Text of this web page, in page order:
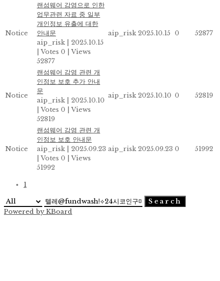
Notice
랜섬웨어 감염으로 인한
업무관련 자료 중 일부
개인정보 유출에 대한
안내문
aip_risk
2025.10.15
Votes 0
Views
52877
aip_risk 2025.10.15 0 52877
Notice
랜섬웨어 감염 관련 개
인정보 보호 추가 안내
문
aip_risk
2025.10.10
Votes 0
Views
52819
aip_risk 2025.10.10 0 52819
Notice
랜섬웨어 감염 관련 개
인정보 보호 안내문
aip_risk
2025.09.23
Votes 0
Views
51992
aip_risk 2025.09.23 0 51992
1
Search
Powered by KBoard